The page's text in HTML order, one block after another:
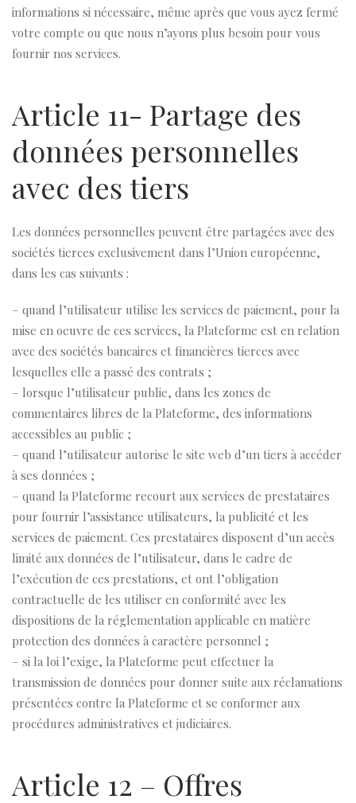
informations si nécessaire, même après que vous ayez fermé
votre compte ou que nous n’ayons plus besoin pour vous
fournir nos services.
Article 11- Partage des
données personnelles
avec des tiers
Les données personnelles peuvent être partagées avec des
sociétés tierces exclusivement dans l’Union européenne,
dans les cas suivants :
– quand l’utilisateur utilise les services de paiement, pour la
mise en oeuvre de ces services, la Plateforme est en relation
avec des sociétés bancaires et financières tierces avec
lesquelles elle a passé des contrats ;
– lorsque l’utilisateur publie, dans les zones de
commentaires libres de la Plateforme, des informations
accessibles au public ;
– quand l’utilisateur autorise le site web d’un tiers à accéder
à ses données ;
– quand la Plateforme recourt aux services de prestataires
pour fournir l’assistance utilisateurs, la publicité et les
services de paiement. Ces prestataires disposent d’un accès
limité aux données de l’utilisateur, dans le cadre de
l’exécution de ces prestations, et ont l’obligation
contractuelle de les utiliser en conformité avec les
dispositions de la réglementation applicable en matière
protection des données à caractère personnel ;
– si la loi l’exige, la Plateforme peut effectuer la
transmission de données pour donner suite aux réclamations
présentées contre la Plateforme et se conformer aux
procédures administratives et judiciaires.
Article 12 – Offres